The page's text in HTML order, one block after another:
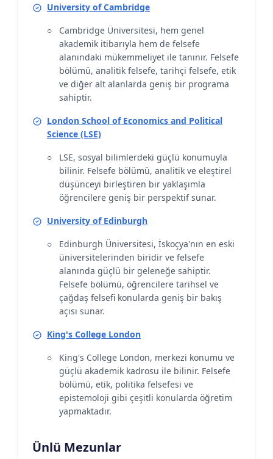
University of Cambridge
Cambridge Üniversitesi, hem genel
akademik itibarıyla hem de felsefe
alanındaki mükemmeliyet ile tanınır. Felsefe
bölümü, analitik felsefe, tarihçi felsefe, etik
ve diğer alt alanlarda geniş bir programa
sahiptir.
London School of Economics and Political
Science (LSE)
LSE, sosyal bilimlerdeki güçlü konumuyla
bilinir. Felsefe bölümü, analitik ve eleştirel
düşünceyi birleştiren bir yaklaşımla
öğrencilere geniş bir perspektif sunar.
University of Edinburgh
Edinburgh Üniversitesi, İskoçya'nın en eski
üniversitelerinden biridir ve felsefe
alanında güçlü bir geleneğe sahiptir.
Felsefe bölümü, öğrencilere tarihsel ve
çağdaş felsefi konularda geniş bir bakış
açısı sunar.
King's College London
King's College London, merkezi konumu ve
güçlü akademik kadrosu ile bilinir. Felsefe
bölümü, etik, politika felsefesi ve
epistemoloji gibi çeşitli konularda öğretim
yapmaktadır.
Ünlü Mezunlar